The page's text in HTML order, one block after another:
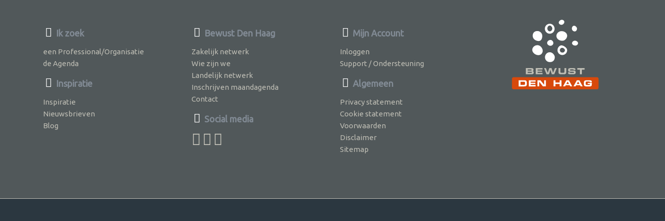
Ik zoek
een Professional/Organisatie
de Agenda
Inspiratie
Inspiratie
Nieuwsbrieven
Blog
Bewust Den Haag
Zakelijk netwerk
Wie zijn we
Landelijk netwerk
Inschrijven maandagenda
Contact
Social media
Mijn Account
Inloggen
Support / Ondersteuning
Algemeen
Privacy statement
Cookie statement
Voorwaarden
Disclaimer
Sitemap